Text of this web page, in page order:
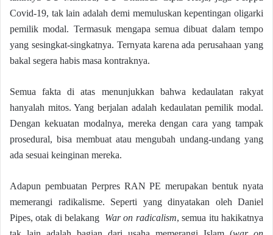
Covid-19, tak lain adalah demi memuluskan kepentingan oligarki
pemilik modal. Termasuk mengapa semua dibuat dalam tempo
yang sesingkat-singkatnya. Ternyata karena ada perusahaan yang
bakal segera habis masa kontraknya.
Semua fakta di atas menunjukkan bahwa kedaulatan rakyat
hanyalah mitos. Yang berjalan adalah kedaulatan pemilik modal.
Dengan kekuatan modalnya, mereka dengan cara yang tampak
prosedural, bisa membuat atau mengubah undang-undang yang
ada sesuai keinginan mereka.
Adapun pembuatan Perpres RAN PE merupakan bentuk nyata
memerangi radikalisme. Seperti yang dinyatakan oleh Daniel
Pipes, otak di belakang War on radicalism, semua itu hakikatnya